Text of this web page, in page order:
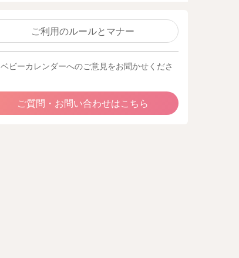
ご利用のルールとマナー
ベビーカレンダーへのご意見をお聞かせくださ
ご質問・お問い合わせはこちら